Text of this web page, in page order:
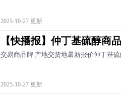
2025-10-27 更新
【快播报】仲丁基硫醇商
交易商品牌 产地交货地最新报价仲丁基
2025-10-27 更新